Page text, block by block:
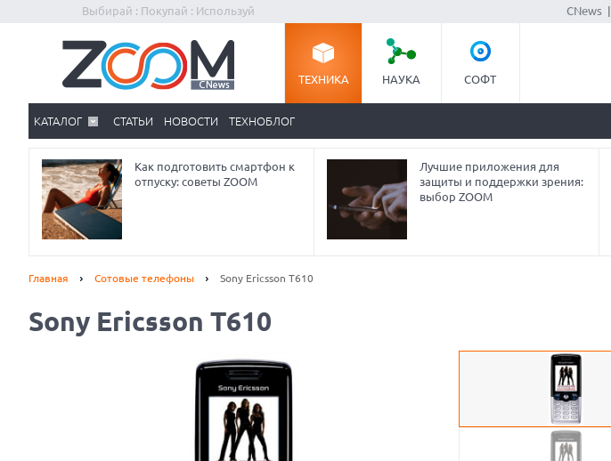
Выбирай : Покупай : Используй CNews|
ТЕХНИКА НАУКА СОФТ
КАТАЛОГ СТАТЬИ НОВОСТИ ТЕХНОБЛОГ
Как подготовить смартфон к
отпуску: советы ZOOM
Лучшие приложения для
защиты и поддержки зрения:
выбор ZOOM
Главная Сотовые телефоны Sony Ericsson T610
Sony Ericsson T610